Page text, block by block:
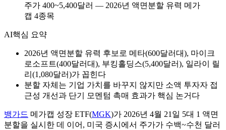
주가 400~5,400달러 — 2026년 액면분할 유력 메가
캡 4종목
AI핵심 요약
2026년 액면분할 유력 후보로 메타(600달러대), 마이크
로소프트(400달러대), 부킹홀딩스(5,400달러), 일라이 릴
리(1,080달러)가 꼽힌다
분할 자체는 기업 가치를 바꾸지 않지만 소액 투자자 접
근성 개선과 단기 모멘텀 촉매 효과가 핵심 논거다
뱅가드 메가캡 성장 ETF(MGK)가 2026년 4월 21일 5대 1 액면
분할을 실시한 데 이어, 미국 증시에서 주가가 수백~수천 달러